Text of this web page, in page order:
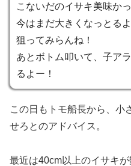
こないだのイサキ美味か
今はまだ大きくなっとるよ
狙ってみらんね！
あとボトム叩いて、子ア
るよー！
この日もトモ船長から、小
せろとのアドバイス。
最近は40cm以上のイサキ